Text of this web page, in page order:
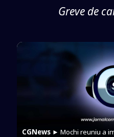
Greve de
CGNews► Mochi reuniu a